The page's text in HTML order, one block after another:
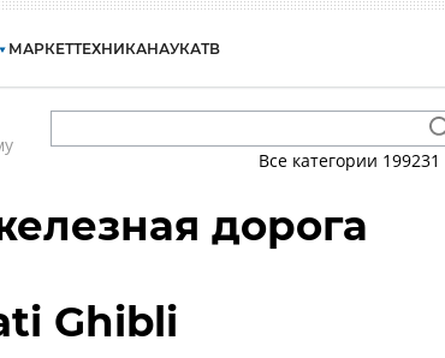
МАРКЕТТЕХНИКАНАУКАТВ
Все категории 199231
дорога
Ghibli